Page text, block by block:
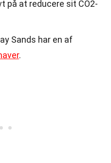
på at reducere sit CO2-
Sands har en af
.